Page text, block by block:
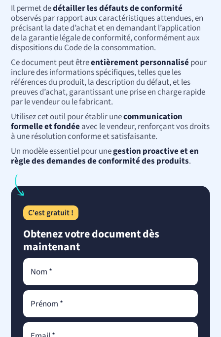
Il permet dedétailler les défauts de conformité
observés par rapport aux caractéristiques attendues, en
précisant la date d’achat et en demandant l’application
de la garantie légale de conformité, conformément aux
dispositions du Code de la consommation.
Ce document peut êtreentièrement personnalisépour
inclure des informations spécifiques, telles que les
références du produit, la description du défaut, et les
preuves d’achat, garantissant une prise en charge rapide
par le vendeur ou le fabricant.
Utilisez cet outil pour établir unecommunication
formelle et fondéeavec le vendeur, renforçant vos droits
à une résolution conforme et satisfaisante.
Un modèle essentiel pour unegestion proactive et en
règle des demandes de conformité des produits.
C'est gratuit !
Obtenez votre document dès
maintenant